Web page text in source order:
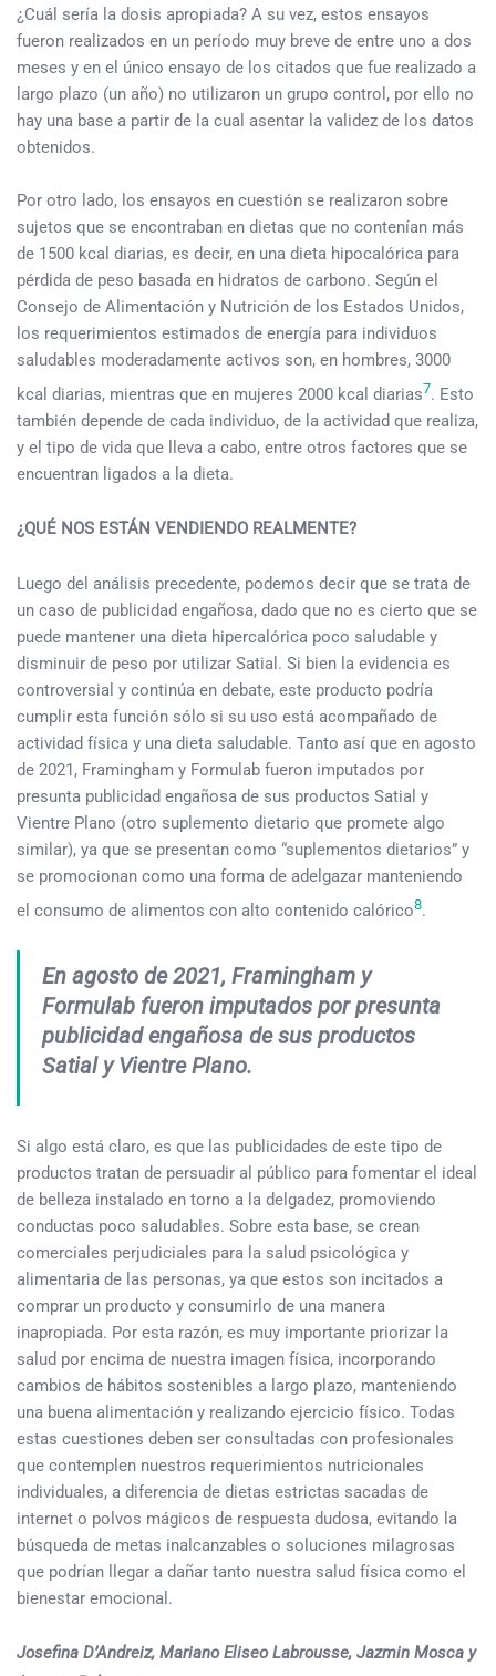
¿Cuál sería la dosis apropiada? A su vez, estos ensayos
fueron realizados en un período muy breve de entre uno a dos
meses y en el único ensayo de los citados que fue realizado a
largo plazo (un año) no utilizaron un grupo control, por ello no
hay una base a partir de la cual asentar la validez de los datos
obtenidos.
Por otro lado, los ensayos en cuestión se realizaron sobre
sujetos que se encontraban en dietas que no contenían más
de 1500 kcal diarias, es decir, en una dieta hipocalórica para
pérdida de peso basada en hidratos de carbono. Según el
Consejo de Alimentación y Nutrición de los Estados Unidos,
los requerimientos estimados de energía para individuos
saludables moderadamente activos son, en hombres, 3000
kcal diarias, mientras que en mujeres 2000 kcal diarias7. Esto
también depende de cada individuo, de la actividad que realiza,
y el tipo de vida que lleva a cabo, entre otros factores que se
encuentran ligados a la dieta.
¿QUÉ NOS ESTÁN VENDIENDO REALMENTE?
Luego del análisis precedente, podemos decir que se trata de
un caso de publicidad engañosa, dado que no es cierto que se
puede mantener una dieta hipercalórica poco saludable y
disminuir de peso por utilizar Satial. Si bien la evidencia es
controversial y continúa en debate, este producto podría
cumplir esta función sólo si su uso está acompañado de
actividad física y una dieta saludable. Tanto así que en agosto
de 2021, Framingham y Formulab fueron imputados por
presunta publicidad engañosa de sus productos Satial y
Vientre Plano (otro suplemento dietario que promete algo
similar), ya que se presentan como “suplementos dietarios” y
se promocionan como una forma de adelgazar manteniendo
el consumo de alimentos con alto contenido calórico8.
En agosto de 2021, Framingham y
Formulab fueron imputados por presunta
publicidad engañosa de sus productos
Satial y Vientre Plano.
Si algo está claro, es que las publicidades de este tipo de
productos tratan de persuadir al público para fomentar el ideal
de belleza instalado en torno a la delgadez, promoviendo
conductas poco saludables. Sobre esta base, se crean
comerciales perjudiciales para la salud psicológica y
alimentaria de las personas, ya que estos son incitados a
comprar un producto y consumirlo de una manera
inapropiada. Por esta razón, es muy importante priorizar la
salud por encima de nuestra imagen física, incorporando
cambios de hábitos sostenibles a largo plazo, manteniendo
una buena alimentación y realizando ejercicio físico. Todas
estas cuestiones deben ser consultadas con profesionales
que contemplen nuestros requerimientos nutricionales
individuales, a diferencia de dietas estrictas sacadas de
internet o polvos mágicos de respuesta dudosa, evitando la
búsqueda de metas inalcanzables o soluciones milagrosas
que podrían llegar a dañar tanto nuestra salud física como el
bienestar emocional.
Josefina D’Andreiz, Mariano Eliseo Labrousse, Jazmin Mosca y